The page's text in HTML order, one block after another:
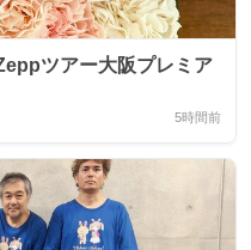
ツアー大阪プレミア
5時間前